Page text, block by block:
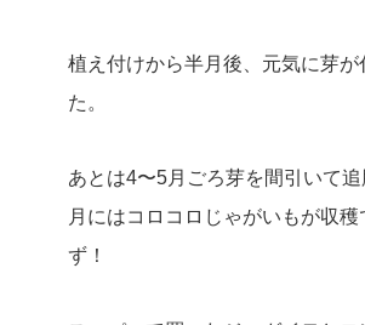
植え付けから半月後、元気に芽が
た。
あとは4〜5月ごろ芽を間引いて
月にはコロコロじゃがいもが収穫
ず！